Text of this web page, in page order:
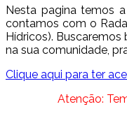
Nesta pagina temos
contamos com o
Hídricos).
na sua comunidade,
Clique aqui para ter
Atenção: